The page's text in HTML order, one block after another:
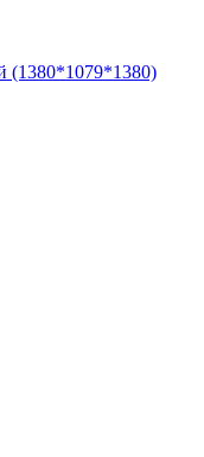
(1380*1079*1380)